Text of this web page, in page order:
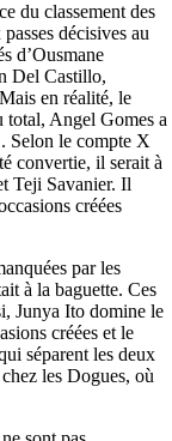
du classement des
décisives au
d’Ousmane
Del Castillo,
en réalité, le
Angel Gomes a
Selon le compte X
convertie, il serait à
Teji Savanier. Il
créées
par les
à la baguette. Ces
Junya Ito domine le
créées et le
séparent les deux
les Dogues, où